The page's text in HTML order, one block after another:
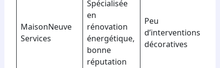
MaisonNeuve
Services
Spécialisée
en
rénovation
énergétique,
bonne
réputation
Peu
d’interventions
décoratives